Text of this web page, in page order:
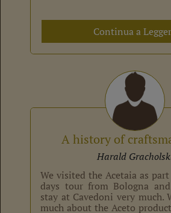
Continua a
A history of
Harald
We visited the Acetaia as
days tour from Bologna
stay at Cavedoni very much.
much about the Aceto